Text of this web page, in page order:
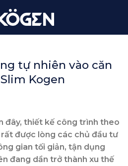
tự nhiên vào căn
Kogen
đây, thiết kế công trình theo
được lòng các chủ đầu tư
gian tối giản, tận dụng
đang dần trở thành xu thế